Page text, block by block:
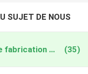
SUJET DE NOUS
cnc v groove cutter machine fabrication en ligne (35)